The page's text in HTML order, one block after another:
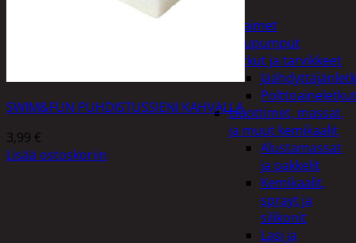
Avaimet
Imupumput
Letkut ja tarvikkeet
Polttoaineletkut
Liuottimet, massat,
ja muut kemikaalit
Alustamassat
ja pakkelit
Kemikaalit,
sprayt ja
silikonit
Lasi ja
SWIM&FUN PUHDISTUSSIENI KAHVALLA
3,99 €
Lisää ostoskoriin